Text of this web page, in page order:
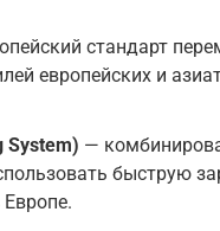
стандарт
европейских и
System) —
быструю